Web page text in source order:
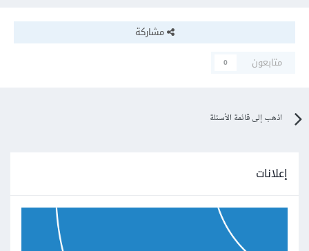
مشاركة
متابعون
0
اذهب إلى قائمة الأسئلة
إعلانات